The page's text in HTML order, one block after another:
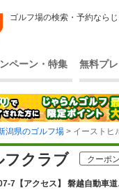
ゴルフ場の検索・予約なら
ペーン・特集 無料プ
潟県のゴルフ場 > イーストヒ
フクラブ クーポ
7 【アクセス】 磐越自動車